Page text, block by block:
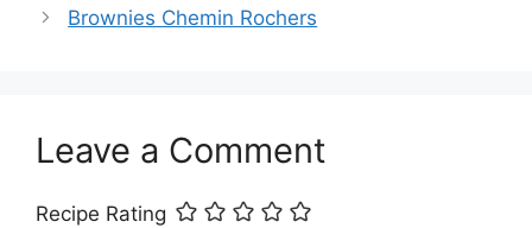
Brownies Chemin Rochers
Leave a Comment
Recipe Rating